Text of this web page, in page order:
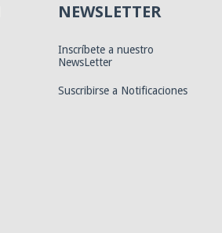
NEWSLETTER
Inscríbete a nuestro
NewsLetter
Suscribirse a Notificaciones